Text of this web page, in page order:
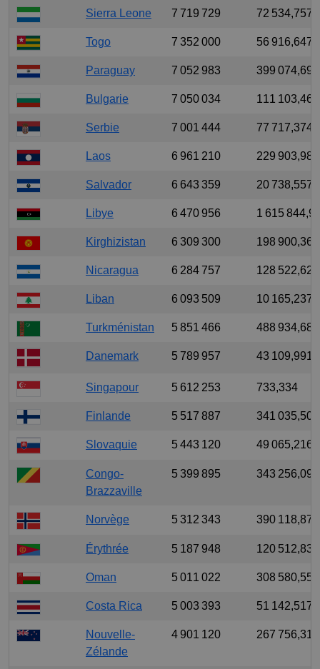
Sierra Leone 7 719 729 72 534,757
Togo 7 352 000 56 916,647
Paraguay 7 052 983 399 074,691
Bulgarie 7 050 034 111 103,464
Serbie 7 001 444 77 717,374
Laos 6 961 210 229 903,98
Salvador 6 643 359 20 738,557
Libye 6 470 956 1 615
Kirghizistan 6 309 300 198 900,369
Nicaragua 6 284 757 128 522,625
Liban 6 093 509 10 165,237
Turkménistan 5 851 466 488 934,685
Danemark 5 789 957 43 109,991
Singapour 5 612 253 733,334
Finlande 5 517 887 341 035,501
Slovaquie 5 443 120 49 065,216
Congo-
Brazzaville
5 399 895 343 256,09
Norvège 5 312 343 390 118,877
Érythrée 5 187 948 120 512,838
Oman 5 011 022 308 580,553
Costa Rica 5 003 393 51 142,517
Nouvelle-
Zélande
4 901 120 267 756,31